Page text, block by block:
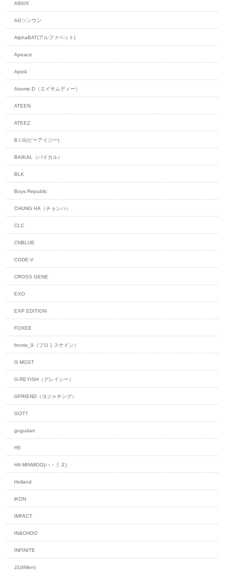
AB6IX
AGソンウン
AlphaBAT(アルファベット)
Apeace
Apink
Asome.D（エイサムディー）
ATEEN
ATEEZ
B.I.G(ビーアイジー)
BAIKAL（バイカル）
BLK
Boys Republic
CHUNG HA（チョンハ）
CLC
CNBLUE
CODE-V
CROSS GENE
EXO
EXP EDITION
FOXEE
fromis_9（プロミスナイン）
G MOST
G-REYISH（グレイシー）
GFRIEND（ヨジャチング）
GOT7
gugudan
H5
HA MINWOO(ハ・ミヌ)
Holland
iKON
IMFACT
IN&CHOO
INFINITE
J1(4Men)